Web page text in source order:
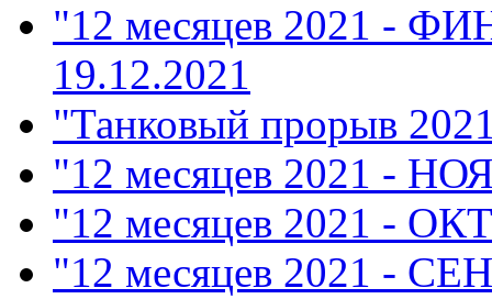
"12 месяцев 2021 -
19.12.2021
"Танковый прорыв
"12 месяцев 2021 -
"12 месяцев 2021 -
"12 месяцев 2021 -